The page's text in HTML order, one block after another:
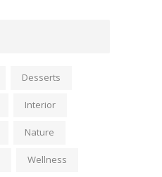
Desserts
Interior
Nature
Wellness